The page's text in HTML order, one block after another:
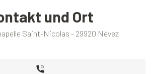
und Ort
Saint-Nicolas - 29920 Névez